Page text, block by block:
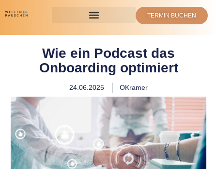
TERMIN BUCHEN
Wie ein Podcast das
Onboarding optimiert
24.06.2025 OKramer